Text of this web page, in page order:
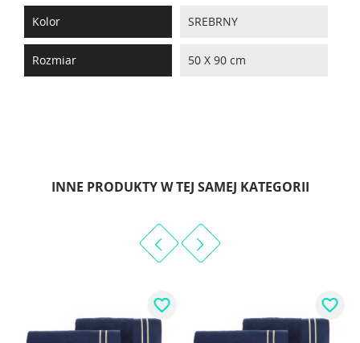
Kolor SREBRNY
Rozmiar 50 X 90 cm
INNE PRODUKTY W TEJ SAMEJ KATEGORII
favorite_border favorite_border